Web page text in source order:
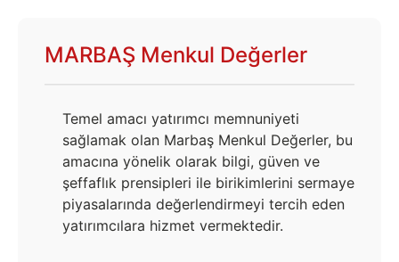
MARBAŞ Menkul Değerler
Temel amacı yatırımcı memnuniyeti
sağlamak olan Marbaş Menkul Değerler, bu
amacına yönelik olarak bilgi, güven ve
şeffaflık prensipleri ile birikimlerini sermaye
piyasalarında değerlendirmeyi tercih eden
yatırımcılara hizmet vermektedir.